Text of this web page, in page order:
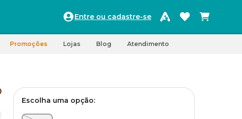
Entre ou cadastre-se
Promoções Lojas Blog Atendimento
Escolha uma opção: